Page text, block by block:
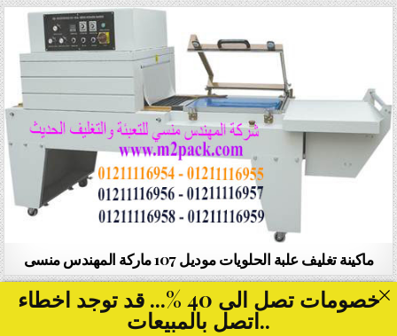
ماكينة تغليف علبة الحلويات موديل 107 ماركة المهندس منسى
خصومات تصل الى 40 %... قد توجد اخطاء
..اتصل بالمبيعات